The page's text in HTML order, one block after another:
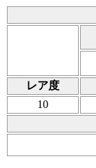
レア度
10